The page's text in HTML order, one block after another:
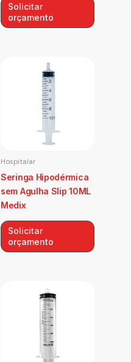
Solicitar
orçamento
Hospitalar
Seringa Hipodérmica
sem Agulha Slip 10ML
Medix
Solicitar
orçamento